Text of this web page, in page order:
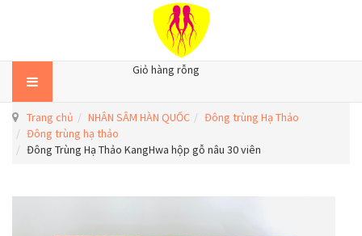
Giỏ hàng rỗng
Trang chủ NHÂN SÂM HÀN QUỐC
Đông trùng Hạ Thảo
Đông trùng hạ thảo
Đông Trùng Hạ Thảo KangHwa hộp gỗ nâu 30 viên